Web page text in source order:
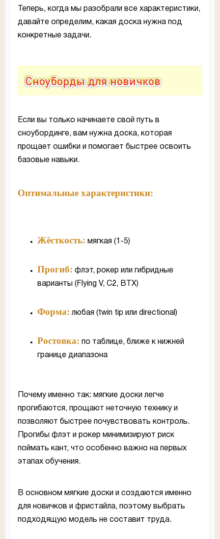
Теперь, когда мы разобрали все характеристики,
давайте определим, какая доска нужна под
конкретные задачи.
Сноуборды для новичков
Если вы только начинаете свой путь в
сноубординге, вам нужна доска, которая
прощает ошибки и помогает быстрее освоить
базовые навыки.
Оптимальные характеристики:
Жёсткость: мягкая (1-5)
Прогиб: флэт, рокер или гибридные
варианты (Flying V, C2, BTX)
Форма: любая (twin tip или directional)
Ростовка: по таблице, ближе к нижней
границе диапазона
Почему именно так: мягкие доски легче
прогибаются, прощают неточную технику и
позволяют быстрее почувствовать контроль.
Прогибы флэт и рокер минимизируют риск
поймать кант, что особенно важно на первых
этапах обучения.
В основном мягкие доски и создаются именно
для новичков и фристайла, поэтому выбрать
подходящую модель не составит труда.